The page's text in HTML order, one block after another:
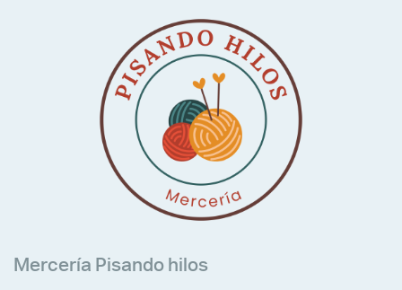
Mercería Pisando hilos